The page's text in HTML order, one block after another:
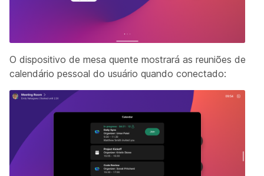
O dispositivo de mesa quente mostrará as reuniões de
calendário pessoal do usuário quando conectado: